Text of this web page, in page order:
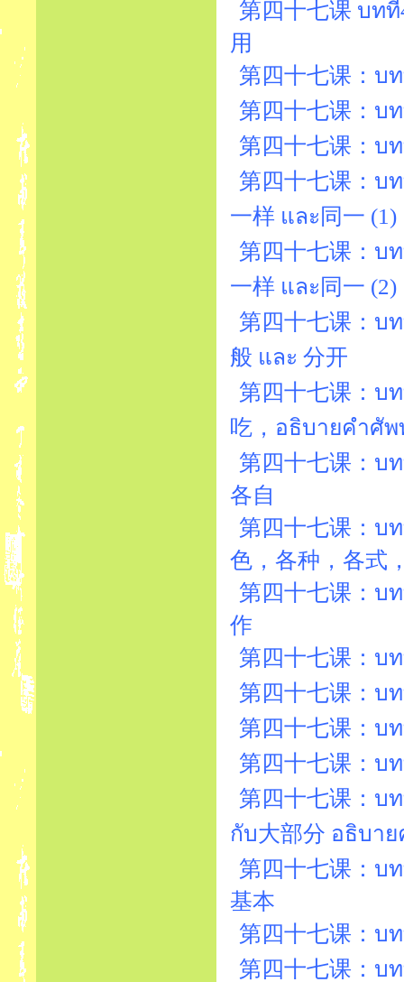
第四十七课 บท
用
第四十七课：บ
第四十七课：บ
第四十七课：บ
第四十七课：บ
一样 และ同一 (1)
第四十七课：บ
一样 และ同一 (2)
第四十七课：บ
般 และ 分开
第四十七课：บ
吃，อธิบายคำศัพ
第四十七课：บ
各自
第四十七课：บ
色，各种，各式
第四十七课：บ
作
第四十七课：บ
第四十七课：บ
第四十七课：บ
第四十七课：บ
第四十七课：บ
กับ大部分 อธิบา
第四十七课：บ
基本
第四十七课：บ
第四十七课：บ